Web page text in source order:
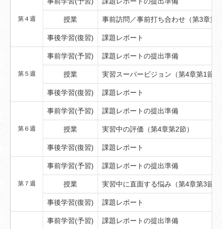
第４週 授業 事前訪問／事前打ち合わせ（第3章第
事後学習(復習) 課題レポート
第５週
事前学習(予習) 課題レポートの提出準備
授業 実習スーパービジョン（第4章第1節）
事後学習(復習) 課題レポート
第６週
事前学習(予習) 課題レポートの提出準備
授業 実習中の評価（第4章第2節）
事後学習(復習) 課題レポート
第７週
事前学習(予習) 課題レポートの提出準備
授業 実習中に直面する悩み（第4章第3節）
事後学習(復習) 課題レポート
事前学習(予習) 課題レポートの提出準備